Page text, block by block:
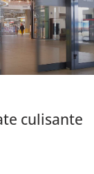
culisante